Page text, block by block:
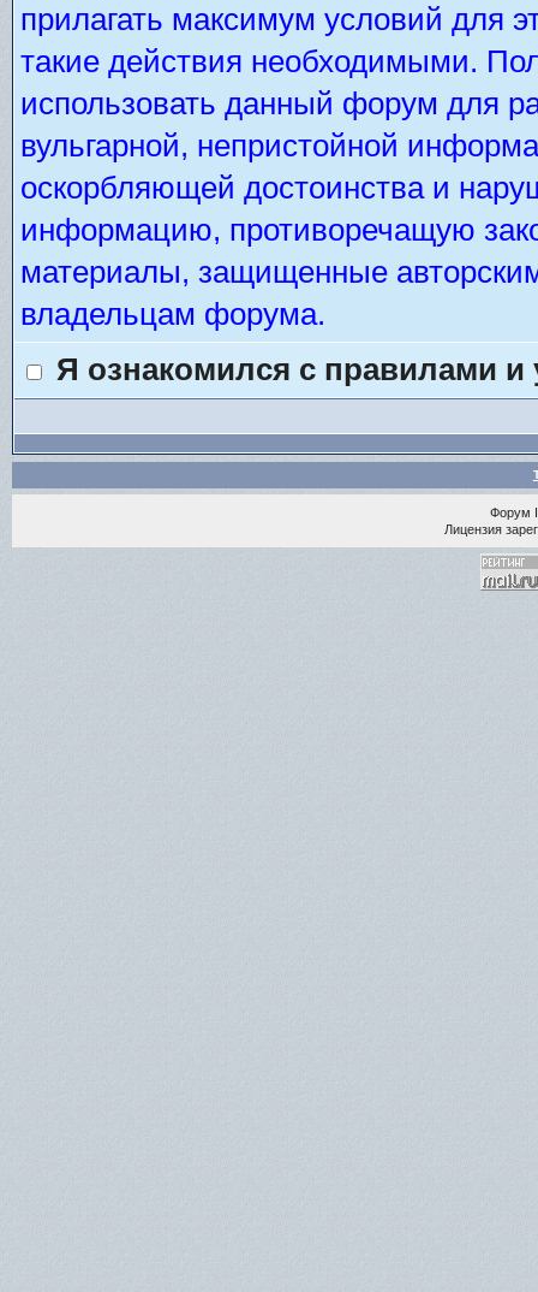
прилагать максимум условий для
такие действия необходимыми.
использовать данный форум для
вульгарной, непристойной
оскорбляющей достоинства и
информацию, противоречащую
материалы, защищенные
владельцам форума.
Я ознакомился с правилами
Форум
Лицензия